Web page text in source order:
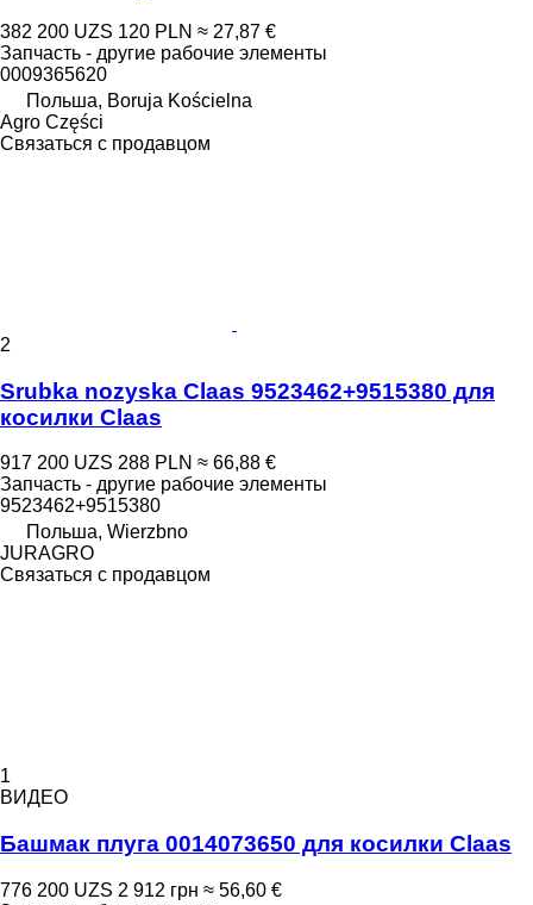
382 200 UZS 120 PLN ≈ 27,87 €
Запчасть - другие рабочие элементы
0009365620
Польша, Boruja Kościelna
Agro Części
Связаться с продавцом
2
Srubka nozyska Claas 9523462+9515380 для
косилки Claas
917 200 UZS 288 PLN ≈ 66,88 €
Запчасть - другие рабочие элементы
9523462+9515380
Польша, Wierzbno
JURAGRO
Связаться с продавцом
1
ВИДЕО
Башмак плуга 0014073650 для косилки Claas
776 200 UZS 2 912 грн ≈ 56,60 €